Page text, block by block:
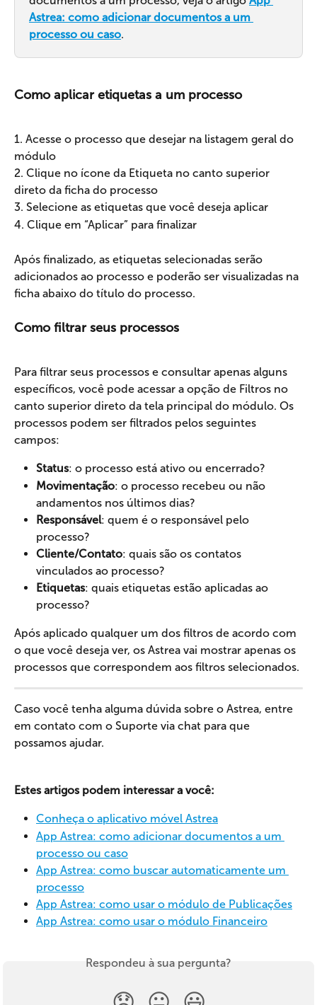
Astrea: como adicionar documentos a um
processo ou caso.
Como aplicar etiquetas a um processo
1. Acesse o processo que desejar na listagem geral do
módulo
2. Clique no ícone da Etiqueta no canto superior
direto da ficha do processo
3. Selecione as etiquetas que você deseja aplicar
4. Clique em “Aplicar” para finalizar
Após finalizado, as etiquetas selecionadas serão
adicionados ao processo e poderão ser visualizadas na
ficha abaixo do título do processo.
Como filtrar seus processos
Para filtrar seus processos e consultar apenas alguns
específicos, você pode acessar a opção de Filtros no
canto superior direto da tela principal do módulo. Os
processos podem ser filtrados pelos seguintes
campos:
Status: o processo está ativo ou encerrado?
Movimentação: o processo recebeu ou não
andamentos nos últimos dias?
Responsável: quem é o responsável pelo
processo?
Cliente/Contato: quais são os contatos
vinculados ao processo?
Etiquetas: quais etiquetas estão aplicadas ao
processo?
Após aplicado qualquer um dos filtros de acordo com
o que você deseja ver, os Astrea vai mostrar apenas os
processos que correspondem aos filtros selecionados.
Caso você tenha alguma dúvida sobre o Astrea, entre
em contato com o Suporte via chat para que
possamos ajudar.
Estes artigos podem interessar a você:
Conheça o aplicativo móvel Astrea
App Astrea: como adicionar documentos a um
processo ou caso
App Astrea: como buscar automaticamente um
processo
App Astrea: como usar o módulo de Publicações
App Astrea: como usar o módulo Financeiro
Respondeu à sua pergunta?